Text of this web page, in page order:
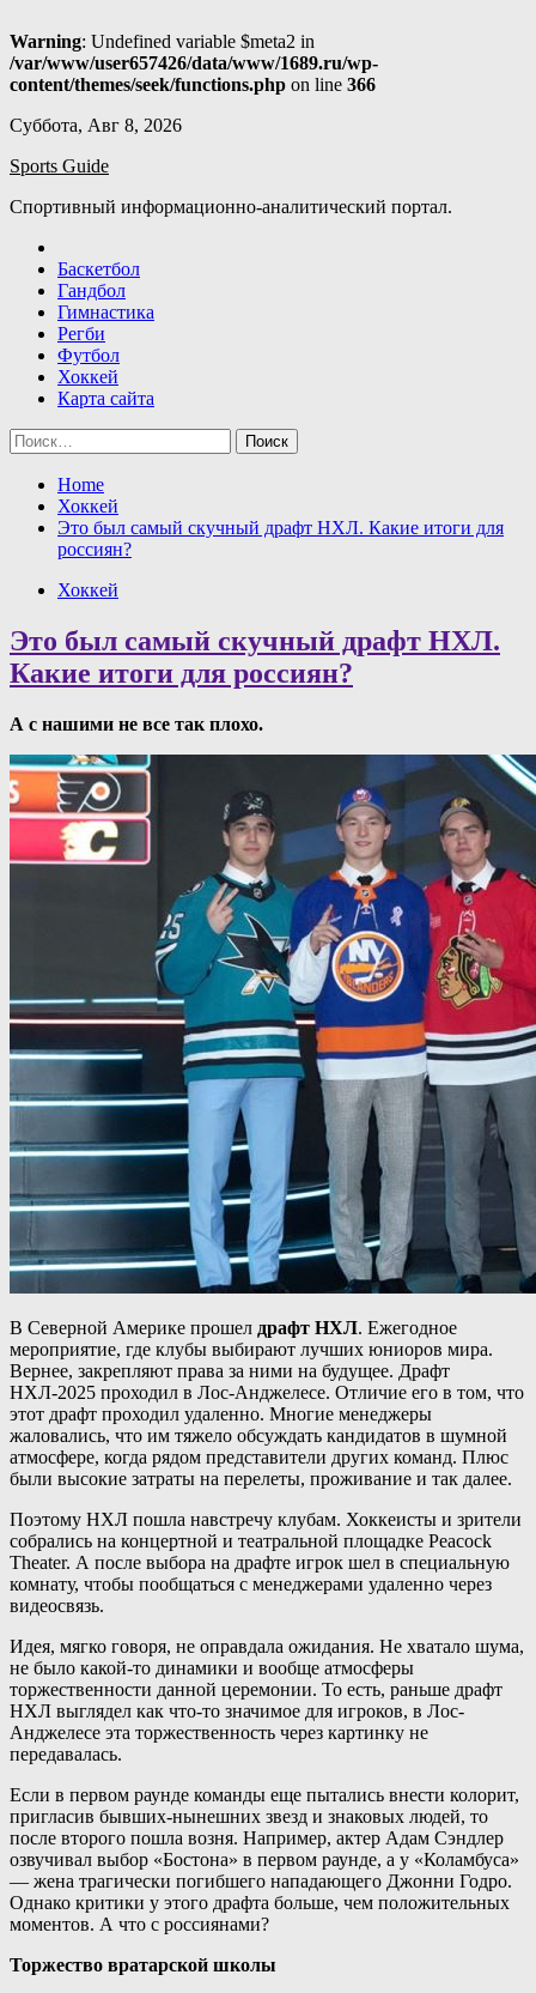
Warning: Undefined variable $meta2 in
/var/www/user657426/data/www/1689.ru/wp-
content/themes/seek/functions.php on line 366
Skip
content
Суббота, Авг 8, 2026
Sports Guide
Спортивный информационно-аналитический портал.
Баскетбол
Гандбол
Гимнастика
Регби
Футбол
Хоккей
Карта сайта
Найти:
Home
Хоккей
Это был самый скучный драфт НХЛ. Какие итоги для
россиян?
Хоккей
Это был самый скучный драфт НХЛ.
Какие итоги для россиян?
А с нашими не все так плохо.
В Северной Америке прошел драфт НХЛ. Ежегодное
мероприятие, где клубы выбирают лучших юниоров мира.
Вернее, закрепляют права за ними на будущее. Драфт
НХЛ-2025 проходил в Лос-Анджелесе. Отличие его в том, что
этот драфт проходил удаленно. Многие менеджеры
жаловались, что им тяжело обсуждать кандидатов в шумной
атмосфере, когда рядом представители других команд. Плюс
были высокие затраты на перелеты, проживание и так далее.
Поэтому НХЛ пошла навстречу клубам. Хоккеисты и зрители
собрались на концертной и театральной площадке Peacock
Theater. А после выбора на драфте игрок шел в специальную
комнату, чтобы пообщаться с менеджерами удаленно через
видеосвязь.
Идея, мягко говоря, не оправдала ожидания. Не хватало шума,
не было какой-то динамики и вообще атмосферы
торжественности данной церемонии. То есть, раньше драфт
НХЛ выглядел как что-то значимое для игроков, в Лос-
Анджелесе эта торжественность через картинку не
передавалась.
Если в первом раунде команды еще пытались внести колорит,
пригласив бывших-нынешних звезд и знаковых людей, то
после второго пошла возня. Например, актер Адам Сэндлер
озвучивал выбор «Бостона» в первом раунде, а у «Коламбуса»
— жена трагически погибшего нападающего Джонни Годро.
Однако критики у этого драфта больше, чем положительных
моментов. А что с россиянами?
Торжество вратарской школы